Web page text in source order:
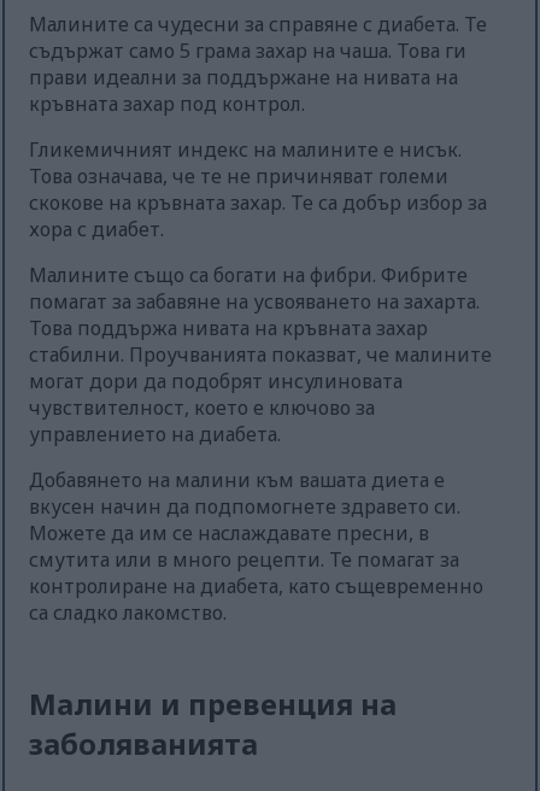
Малините са чудесни за справяне с диабета. Те
съдържат само 5 грама захар на чаша. Това ги
прави идеални за поддържане на нивата на
кръвната захар под контрол.
Гликемичният индекс на малините е нисък.
Това означава, че те не причиняват големи
скокове на кръвната захар. Те са добър избор за
хора с диабет.
Малините също са богати на фибри. Фибрите
помагат за забавяне на усвояването на захарта.
Това поддържа нивата на кръвната захар
стабилни. Проучванията показват, че малините
могат дори да подобрят инсулиновата
чувствителност, което е ключово за
управлението на диабета.
Добавянето на малини към вашата диета е
вкусен начин да подпомогнете здравето си.
Можете да им се наслаждавате пресни, в
смутита или в много рецепти. Те помагат за
контролиране на диабета, като същевременно
са сладко лакомство.
Малини и превенция на
заболяванията